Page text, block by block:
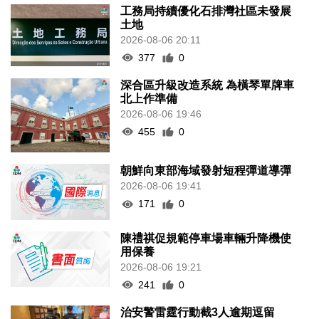
工務局持續優化石排灣社區未發展
土地
2026-08-06 20:11
377
0
深合區升級改造系統 為橫琴單牌車
北上作準備
2026-08-06 19:46
455
0
朝鮮向東部海域發射短程彈道導彈
2026-08-06 19:41
171
0
陳禮祺促規範停車場車輛升降機使
用保養
2026-08-06 19:21
241
0
治安警雷霆行動截3人逾期逗留